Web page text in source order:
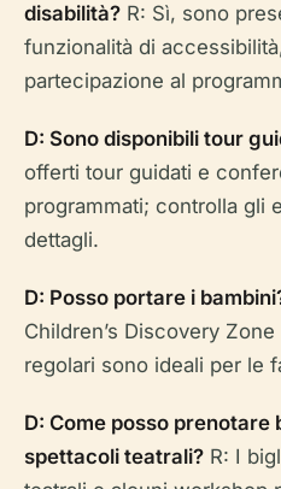
disabilità? R: Sì, sono
funzionalità di
partecipazione al
D: Sono disponibili tour
offerti tour guidati e
programmati; controlla gli
dettagli.
D: Posso portare i
Children’s Discovery
regolari sono ideali per le
D: Come posso
spettacoli teatrali? R: I